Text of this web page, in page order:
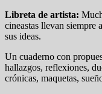
Libreta de artista:
cineastas llevan siempre
sus ideas.
Un cuaderno con
hallazgos, reflexiones,
crónicas, maquetas,